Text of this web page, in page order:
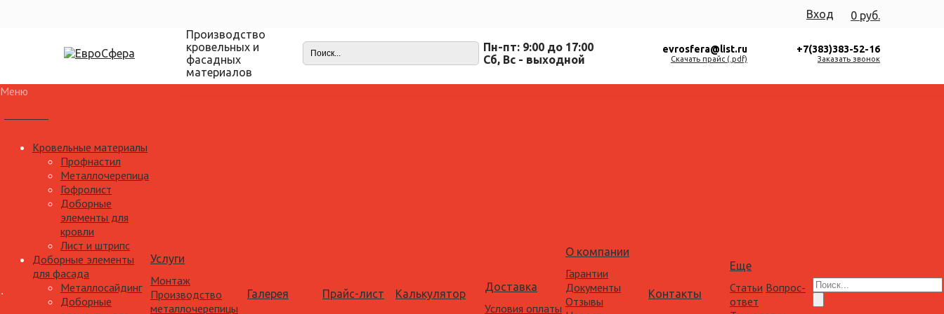
0 руб.
Вход
Производство
кровельных и
фасадных
материалов
Пн-пт: 9:00 до 17:00
Cб, Вс - выходной
evrosfera@list.ru
Скачать прайс (.pdf)
+7(383)383-52-16
Заказать звонок
Меню
Кровельные материалы
Профнастил
Металлочерепица
Гофролист
Доборные
элементы для
кровли
Лист и штрипс
Доборные элементы
для фасада
Металлосайдинг
Доборные
Услуги
Монтаж
Производство
металлочерепицы
Галерея Прайс-лист Калькулятор
Доставка
Условия оплаты
О компании
Гарантии
Документы
Отзывы
Контакты
Еще
Статьи Вопрос-
ответ